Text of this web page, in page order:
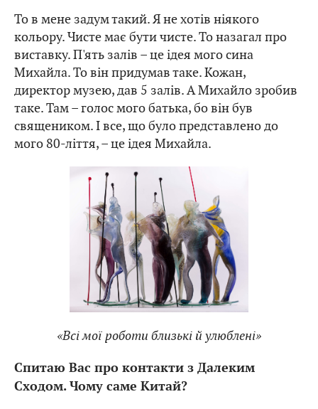
То в мене задум такий. Я не хотів ніякого
кольору. Чисте має бути чисте. То назагал про
виставку. П'ять залів – це ідея мого сина
Михайла. То він придумав таке. Кожан,
директор музею, дав 5 залів. А Михайло зробив
таке. Там – голос мого батька, бо він був
священиком. І все, що було представлено до
мого 80-ліття, – це ідея Михайла.
«Всі мої роботи близькі й улюблені»
Спитаю Вас про контакти з Далеким
Сходом. Чому саме Китай?